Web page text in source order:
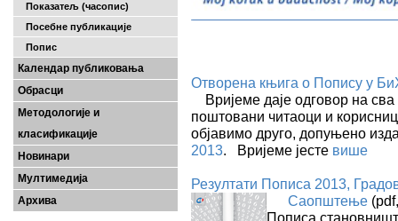
Показатељ (часопис)
Посебне публикације
Попис
Календар публиковања
Обрасци
Методологије и
класификације
Новинари
Мултимедија
Архива
Отворена књига о Попису у
Вријеме даје одговор на
поштовани читаоци и
објавимо друго, допуњено
2013. Вријеме јесте више
Резултати Пописа 2013,
Саопштење
Пописа